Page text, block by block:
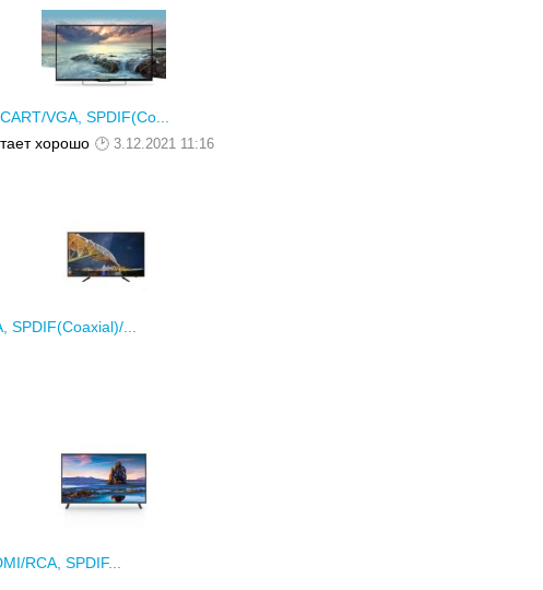
VGA, SPDIF(Co...
хорошо
3.12.2021 11:16
...
RCA, SPDIF...